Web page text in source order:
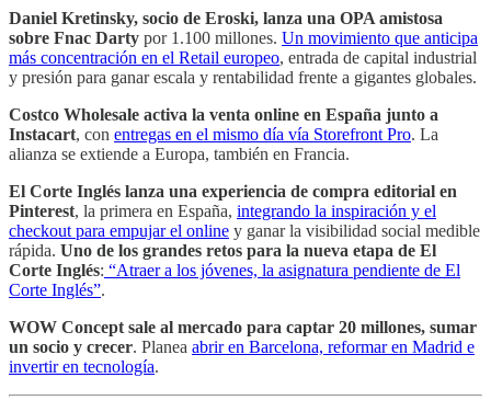
Daniel Kretinsky, socio de Eroski, lanza una OPA amistosa
sobre Fnac Darty por 1.100 millones. Un movimiento que anticipa
más concentración en el Retail europeo, entrada de capital industrial
y presión para ganar escala y rentabilidad frente a gigantes globales.
Costco Wholesale activa la venta online en España junto a
Instacart, con entregas en el mismo día vía Storefront Pro. La
alianza se extiende a Europa, también en Francia.
El Corte Inglés lanza una experiencia de compra editorial en
Pinterest, la primera en España, integrando la inspiración y el
checkout para empujar el online y ganar la visibilidad social medible
rápida. Uno de los grandes retos para la nueva etapa de El
Corte Inglés: “Atraer a los jóvenes, la asignatura pendiente de El
Corte Inglés”.
WOW Concept sale al mercado para captar 20 millones, sumar
un socio y crecer. Planea abrir en Barcelona, reformar en Madrid e
invertir en tecnología.